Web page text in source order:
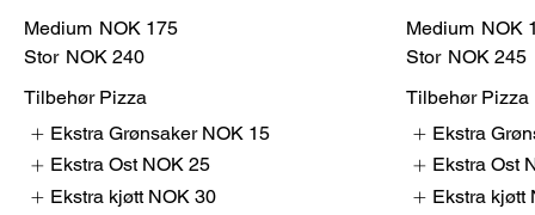
Medium NOK 175
Stor NOK 240
Tilbehør Pizza
Ekstra Grønsaker NOK 15
Ekstra Ost NOK 25
Ekstra kjøtt NOK 30
Medium NOK
Stor NOK 245
Tilbehør Pizza
Ekstra
Ekstra Ost
Ekstra kjøtt